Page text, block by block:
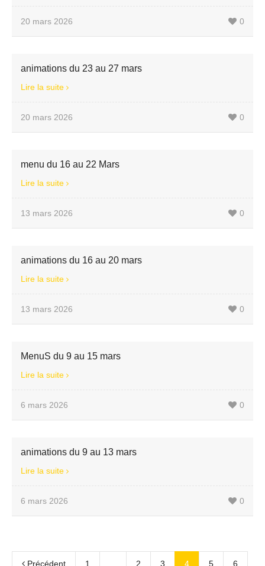
20 mars 2026 0
animations du 23 au 27 mars
Lire la suite
20 mars 2026 0
menu du 16 au 22 Mars
Lire la suite
13 mars 2026 0
animations du 16 au 20 mars
Lire la suite
13 mars 2026 0
MenuS du 9 au 15 mars
Lire la suite
6 mars 2026 0
animations du 9 au 13 mars
Lire la suite
6 mars 2026 0
Précédent 1 2 3 4 5 6